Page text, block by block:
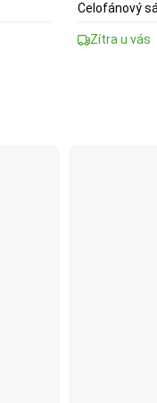
Celofánový
Zítra u vás